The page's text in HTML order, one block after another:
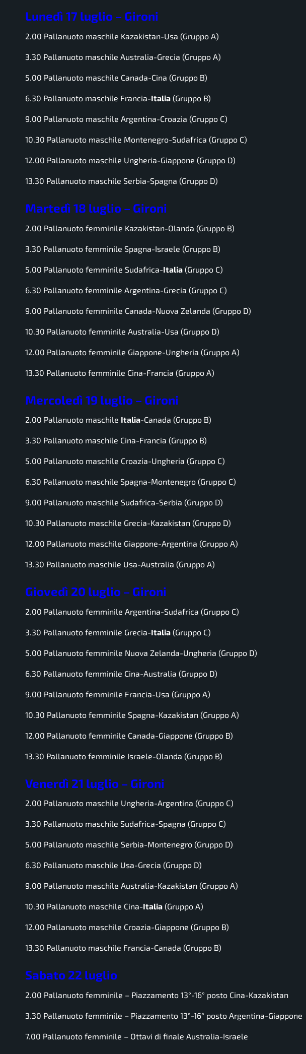
Lunedì 17 luglio – Gironi
2.00 Pallanuoto maschile Kazakistan-Usa (Gruppo A)
3.30 Pallanuoto maschile Australia-Grecia (Gruppo A)
5.00 Pallanuoto maschile Canada-Cina (Gruppo B)
6.30 Pallanuoto maschile Francia-Italia (Gruppo B)
9.00 Pallanuoto maschile Argentina-Croazia (Gruppo C)
10.30 Pallanuoto maschile Montenegro-Sudafrica (Gruppo C)
12.00 Pallanuoto maschile Ungheria-Giappone (Gruppo D)
13.30 Pallanuoto maschile Serbia-Spagna (Gruppo D)
Martedì 18 luglio – Gironi
2.00 Pallanuoto femminile Kazakistan-Olanda (Gruppo B)
3.30 Pallanuoto femminile Spagna-Israele (Gruppo B)
5.00 Pallanuoto femminile Sudafrica-Italia (Gruppo C)
6.30 Pallanuoto femminile Argentina-Grecia (Gruppo C)
9.00 Pallanuoto femminile Canada-Nuova Zelanda (Gruppo D)
10.30 Pallanuoto femminile Australia-Usa (Gruppo D)
12.00 Pallanuoto femminile Giappone-Ungheria (Gruppo A)
13.30 Pallanuoto femminile Cina-Francia (Gruppo A)
Mercoledì 19 luglio – Gironi
2.00 Pallanuoto maschile Italia-Canada (Gruppo B)
3.30 Pallanuoto maschile Cina-Francia (Gruppo B)
5.00 Pallanuoto maschile Croazia-Ungheria (Gruppo C)
6.30 Pallanuoto maschile Spagna-Montenegro (Gruppo C)
9.00 Pallanuoto maschile Sudafrica-Serbia (Gruppo D)
10.30 Pallanuoto maschile Grecia-Kazakistan (Gruppo D)
12.00 Pallanuoto maschile Giappone-Argentina (Gruppo A)
13.30 Pallanuoto maschile Usa-Australia (Gruppo A)
Giovedì 20 luglio – Gironi
2.00 Pallanuoto femminile Argentina-Sudafrica (Gruppo C)
3.30 Pallanuoto femminile Grecia-Italia (Gruppo C)
5.00 Pallanuoto femminile Nuova Zelanda-Ungheria (Gruppo D)
6.30 Pallanuoto femminile Cina-Australia (Gruppo D)
9.00 Pallanuoto femminile Francia-Usa (Gruppo A)
10.30 Pallanuoto femminile Spagna-Kazakistan (Gruppo A)
12.00 Pallanuoto femminile Canada-Giappone (Gruppo B)
13.30 Pallanuoto femminile Israele-Olanda (Gruppo B)
Venerdì 21 luglio – Gironi
2.00 Pallanuoto maschile Ungheria-Argentina (Gruppo C)
3.30 Pallanuoto maschile Sudafrica-Spagna (Gruppo C)
5.00 Pallanuoto maschile Serbia-Montenegro (Gruppo D)
6.30 Pallanuoto maschile Usa-Grecia (Gruppo D)
9.00 Pallanuoto maschile Australia-Kazakistan (Gruppo A)
10.30 Pallanuoto maschile Cina-Italia (Gruppo A)
12.00 Pallanuoto maschile Croazia-Giappone (Gruppo B)
13.30 Pallanuoto maschile Francia-Canada (Gruppo B)
Sabato 22 luglio
2.00 Pallanuoto femminile – Piazzamento 13°-16° posto Cina-Kazakistan
3.30 Pallanuoto femminile – Piazzamento 13°-16° posto Argentina-Giappone
7.00 Pallanuoto femminile – Ottavi di finale Australia-Israele